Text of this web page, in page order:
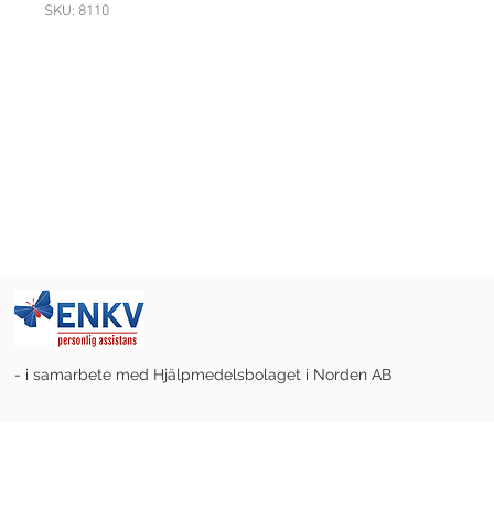
SKU: 8110
- i samarbete med Hjälpmedelsbolaget i Norden AB